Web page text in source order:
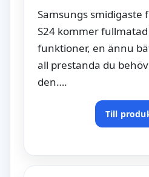
Samsungs smidigaste
S24 kommer
funktioner, en ännu
all prestanda du
den….
Till